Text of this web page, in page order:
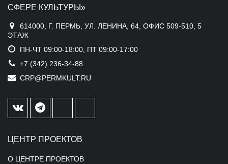
СФЕРЕ КУЛЬТУРЫ»
614000, Г. ПЕРМЬ, УЛ. ЛЕНИНА, 64, ОФИС 509-510, 5
ЭТАЖ
ПН-ЧТ 09:00-18:00, ПТ 09:00-17:00
+7 (342) 236-34-88
CRP@PERMKULT.RU
ЦЕНТР ПРОЕКТОВ
О ЦЕНТРЕ ПРОЕКТОВ